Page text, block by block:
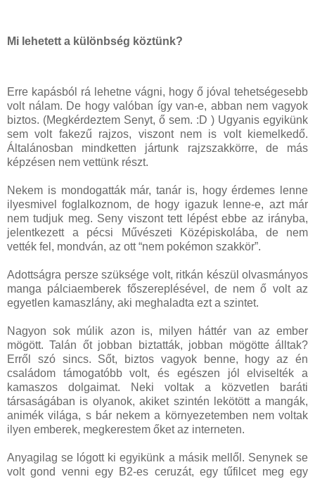
Mi lehetett a különbség köztünk?
Erre kapásból rá lehetne vágni, hogy ő jóval tehetségesebb
volt nálam. De hogy valóban így van-e, abban nem vagyok
biztos. (Megkérdeztem Senyt, ő sem. :D ) Ugyanis egyikünk
sem volt fakezű rajzos, viszont nem is volt kiemelkedő.
Általánosban mindketten jártunk rajzszakkörre, de más
képzésen nem vettünk részt.
Nekem is mondogatták már, tanár is, hogy érdemes lenne
ilyesmivel foglalkoznom, de hogy igazuk lenne-e, azt már
nem tudjuk meg. Seny viszont tett lépést ebbe az irányba,
jelentkezett a pécsi Művészeti Középiskolába, de nem
vették fel, mondván, az ott “nem pokémon szakkör”.
Adottságra persze szüksége volt, ritkán készül olvasmányos
manga pálciaemberek főszereplésével, de nem ő volt az
egyetlen kamaszlány, aki meghaladta ezt a szintet.
Nagyon sok múlik azon is, milyen háttér van az ember
mögött. Talán őt jobban biztatták, jobban mögötte álltak?
Erről szó sincs. Sőt, biztos vagyok benne, hogy az én
családom támogatóbb volt, és egészen jól elviselték a
kamaszos dolgaimat. Neki voltak a közvetlen baráti
társaságában is olyanok, akiket szintén lekötött a mangák,
animék világa, s bár nekem a környezetemben nem voltak
ilyen emberek, megkerestem őket az interneten.
Anyagilag se lógott ki egyikünk a másik mellől. Senynek se
volt gond venni egy B2-es ceruzát, egy tűfilcet meg egy